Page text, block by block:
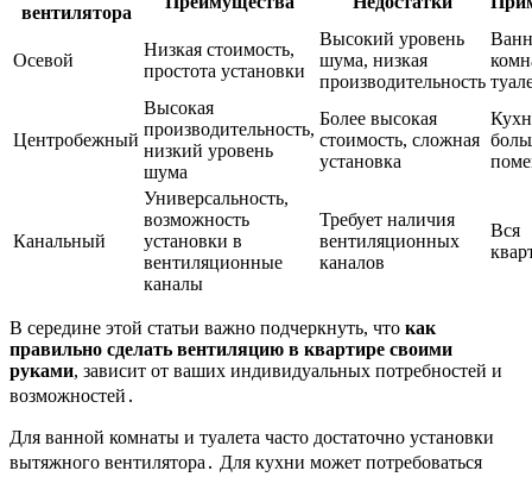
вентилятора
Осевой
Низкая стоимость,
простота установки
Высокий уровень
шума, низкая
производительность
Центробежный
Высокая
производительность,
низкий уровень
шума
Более высокая
стоимость, сложная
установка
Канальный
Универсальность,
возможность
установки в
вентиляционные
каналы
Требует наличия
вентиляционных
каналов
Вся
В середине этой статьи важно подчеркнуть, что как
правильно сделать вентиляцию в квартире своими
руками, зависит от ваших индивидуальных потребностей и
возможностей․
Для ванной комнаты и туалета часто достаточно установки
вытяжного вентилятора․ Для кухни может потребоваться